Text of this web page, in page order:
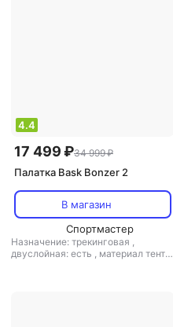
4.4
17 499 ₽34 999 ₽
Палатка Bask Bonzer 2
В магазин
Спортмастер
Назначение: трекинговая ,
двуслойная: есть , материал тента: